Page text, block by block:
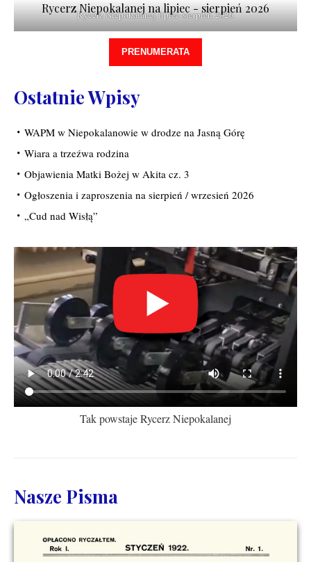
Rycerz Niepokalanej lipiec-sierpień 2026
Rycerz Niepokalanej na lipiec - sierpień 2026
PRENUMERATA
Ostatnie Wpisy
WAPM w Niepokalanowie w drodze na Jasną Górę
Wiara a trzeźwa rodzina
Objawienia Matki Bożej w Akita cz. 3
Ogłoszenia i zaproszenia na sierpień / wrzesień 2026
„Cud nad Wisłą”
Tak powstaje Rycerz Niepokalanej
Nasze Pisma